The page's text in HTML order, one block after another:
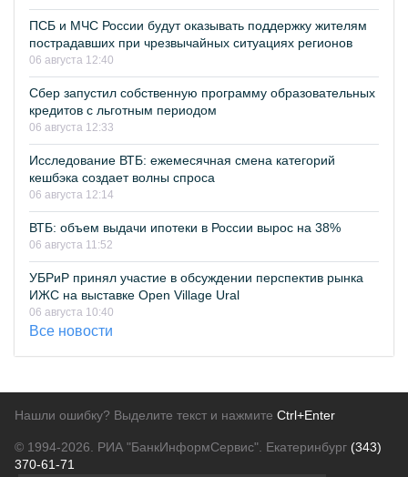
ПСБ и МЧС России будут оказывать поддержку жителям
пострадавших при чрезвычайных ситуациях регионов
06 августа 12:40
Сбер запустил собственную программу образовательных
кредитов с льготным периодом
06 августа 12:33
Исследование ВТБ: ежемесячная смена категорий
кешбэка создает волны спроса
06 августа 12:14
ВТБ: объем выдачи ипотеки в России вырос на 38%
06 августа 11:52
УБРиР принял участие в обсуждении перспектив рынка
ИЖС на выставке Open Village Ural
06 августа 10:40
Все новости
Нашли ошибку? Выделите текст и нажмите Ctrl+Enter
© 1994-2026. РИА "БанкИнформСервис". Екатеринбург (343)
370-61-71